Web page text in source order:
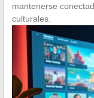
mantenerse
culturales.